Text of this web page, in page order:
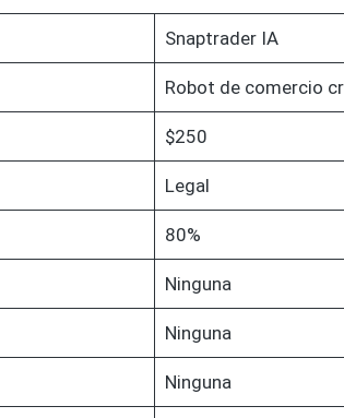
Snaptrader IA
Robot de comercio
$250
Legal
80%
Ninguna
Ninguna
Ninguna